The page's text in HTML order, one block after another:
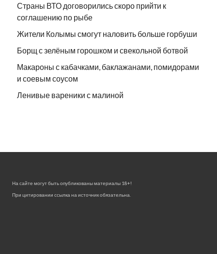
Страны ВТО договорились скоро прийти к
соглашению по рыбе
Жители Колымы смогут наловить больше горбуши
Борщ с зелёным горошком и свекольной ботвой
Макароны с кабачками, баклажанами, помидорами
и соевым соусом
Ленивые вареники с малиной
На сайте могут быть опубликованы материалы 18+!
При цитировании ссылка на источник обязательна.